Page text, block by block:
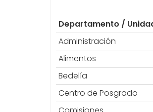
Departamento /
Administración
Alimentos
Bedelía
Centro de Posgrado